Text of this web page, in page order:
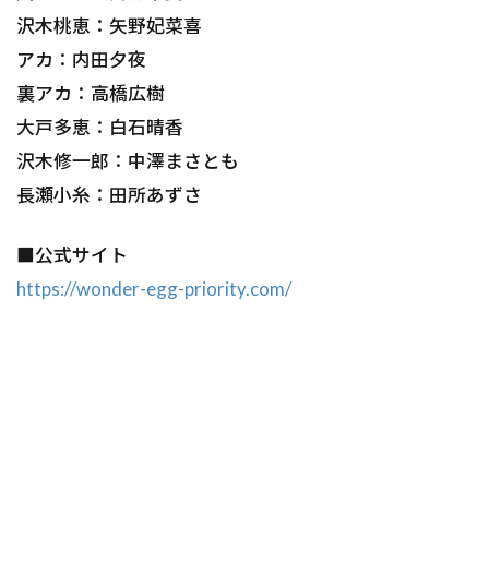
沢木桃恵：矢野妃菜喜
アカ：内田夕夜
裏アカ：高橋広樹
大戸多恵：白石晴香
沢木修一郎：中澤まさとも
長瀬小糸：田所あずさ
■公式サイト
https://wonder-egg-priority.com/